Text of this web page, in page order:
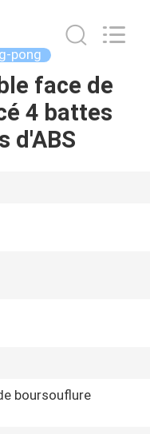
pong
face de
4 battes
d'ABS
boursouflure